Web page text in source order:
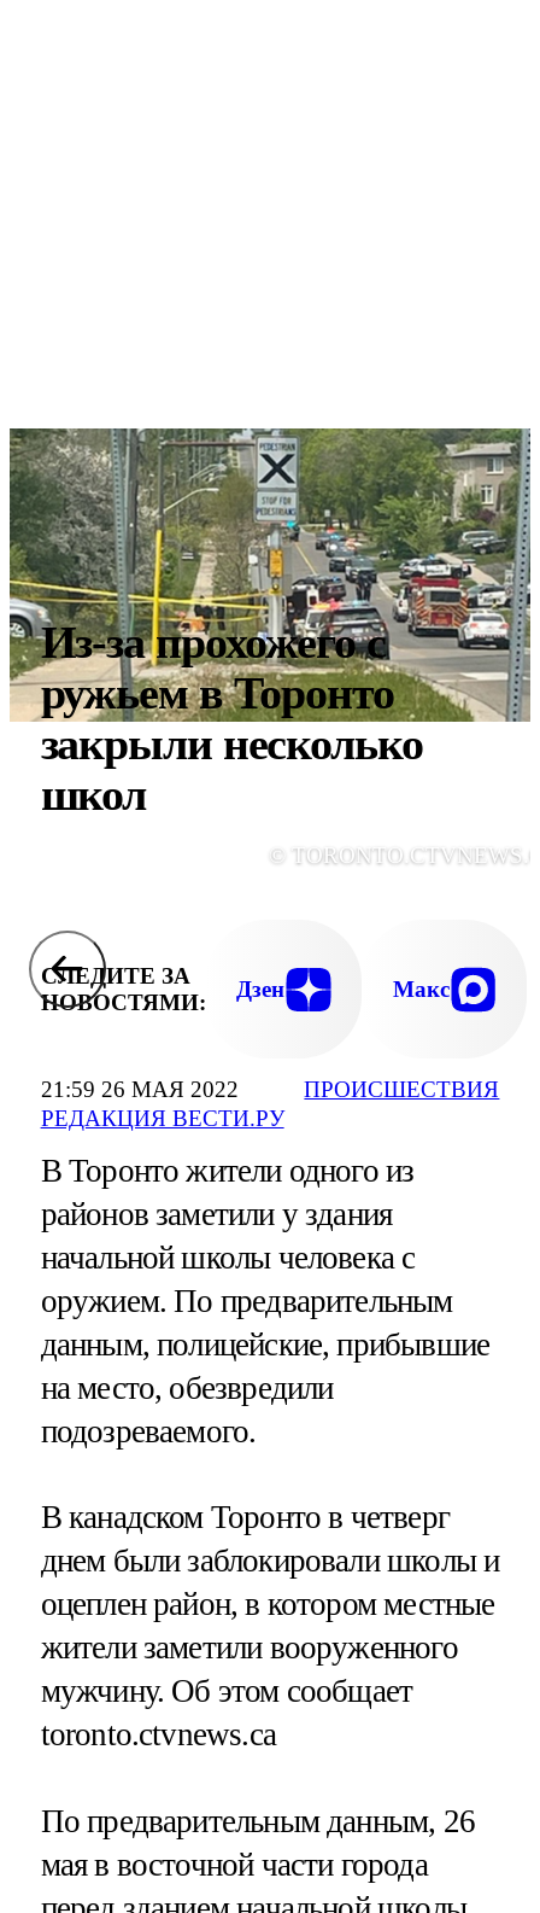
21:59 26 МАЯ 2022
РЕДАКЦИЯ ВЕСТИ.РУ
ПРОИСШЕСТВИЯ
Из-за прохожего с
ружьем в Торонто
закрыли несколько
школ
©
СЛЕДИТЕ ЗА
НОВОСТЯМИ:
Дзен Макс
В Торонто жители одного из
районов заметили у здания
начальной школы человека с
оружием. По предварительным
данным, полицейские, прибывшие
на место, обезвредили
подозреваемого.
В канадском Торонто в четверг
днем были заблокировали школы и
оцеплен район, в котором местные
жители заметили вооруженного
мужчину. Об этом сообщает
toronto.ctvnews.ca
По предварительным данным, 26
мая ​в восточной части города